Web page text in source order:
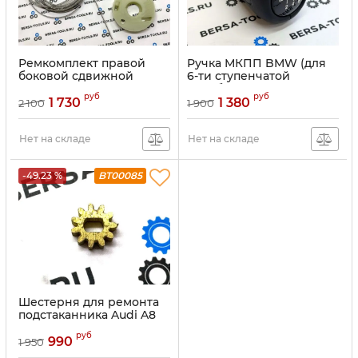
Ремкомплект правой
боковой сдвижной
двери Volkswagen
Тrаnsроrtеr, Мultivаn,
2 100 1 730 руб
Нет на складе
Ручка МКПП BMW (для
6-ти ступенчатой
коробки передач), цвет:
Черный
1 900 1 380 руб
Нет на складе
-49.23 % BT00085
Шестерня для ремонта
подстаканника Audi A8
1 950 990 руб